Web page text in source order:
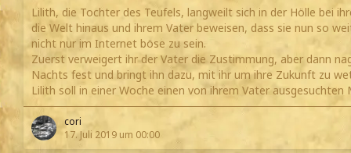
Lilith, die Tochter des Teufels, langweilt sich in der Hölle bei
die Welt hinaus und ihrem Vater beweisen, dass sie nun so
nicht nur im Internet böse zu sein.
Zuerst verweigert ihr der Vater die Zustimmung, aber dann
Nachts fest und bringt ihn dazu, mit ihr um ihre Zukunft zu
Lilith soll in einer Woche einen von ihrem Vater
cori
17. Juli 2019 um 00:00